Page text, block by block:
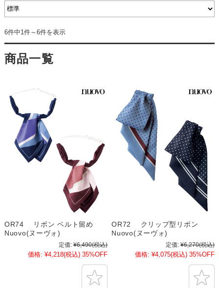
6件中1件～6件を表示
商品一覧
OR74 リボン ベルト留め
Nuovo(ヌーヴォ)
定価: ¥6,490(税込)
価格: ¥4,218(税込) 35%OFF
OR72 クリップ型リボン
Nuovo(ヌーヴォ)
定価: ¥6,270(税込)
価格: ¥4,075(税込) 35%OFF